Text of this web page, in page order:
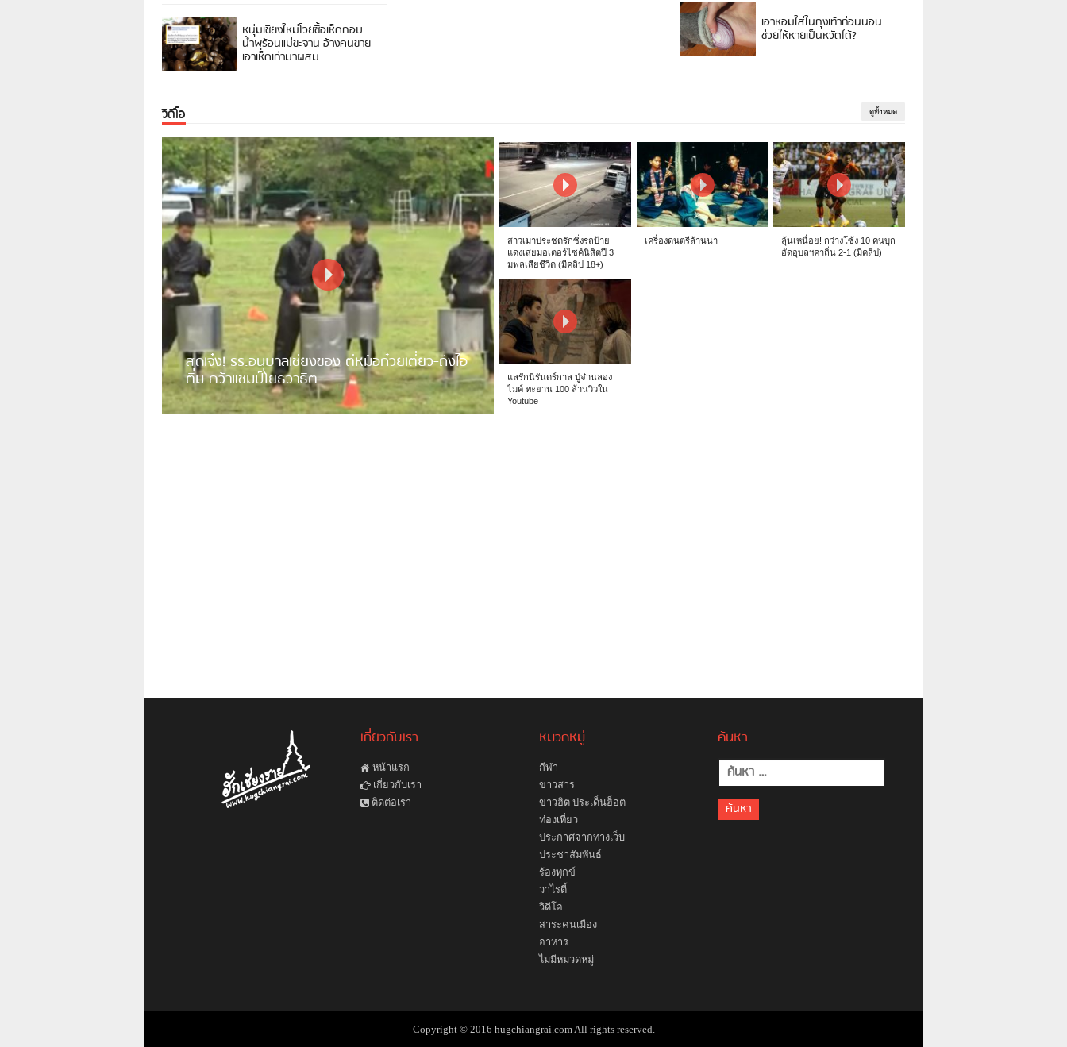
หนุ่มเชียงใหม่โวยซื้อเห็ดถอบ
น้ำพุร้อนแม่ขะจาน อ้างคนขาย
เอาเห็ดเก่ามาผสม
เอาหอมใส่ในถุงเท้าก่อนนอน
ช่วยให้หายเป็นหวัดได้?
วิดีโอ ดูทั้งหมด
สุดเจ๋ง! รร.อนุบาลเชียงของ ตีหม้อก๋วยเตี๋ยว-ถังไอ
ติม คว้าแชมป์โยธวาธิต
สาวเมาประชดรักซิ่งรถป้าย
แดงเสยมอเตอร์ไซค์นิสิตปี 3
มฟลเสียชีวิต (มีคลิป 18+)
เครื่องดนตรีล้านนา
ลุ้นเหนื่อย! กว่างโซ้ง 10 คนบุก
อัดอุบลฯคาถิ่น 2-1 (มีคลิป)
แลรักนิรันดร์กาล ปู่จ๋านลอง
ไมค์ ทะยาน 100 ล้านวิวใน
Youtube
เกี่ยวกับเรา
หน้าแรก
เกี่ยวกับเรา
ติดต่อเรา
หมวดหมู่
กีฬา
ข่าวสาร
ข่าวฮิต ประเด็นฮ็อต
ท่องเที่ยว
ประกาศจากทางเว็บ
ประชาสัมพันธ์
ร้องทุกข์
วาไรตี้
วิดีโอ
สาระคนเมือง
อาหาร
ไม่มีหมวดหมู่
ค้นหา
ค้นหา
สำหรับ:
Copyright © 2016 hugchiangrai.com All rights reserved.